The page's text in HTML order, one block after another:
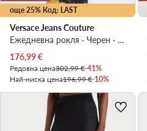
още 25% Код: LAST
Versace Jeans Couture
Ежедневна рокля · Черен · Мини
Актуална цена
176,99€
Редовна цена302,99 €-41%
Най-ниска цена196,99 €-10%